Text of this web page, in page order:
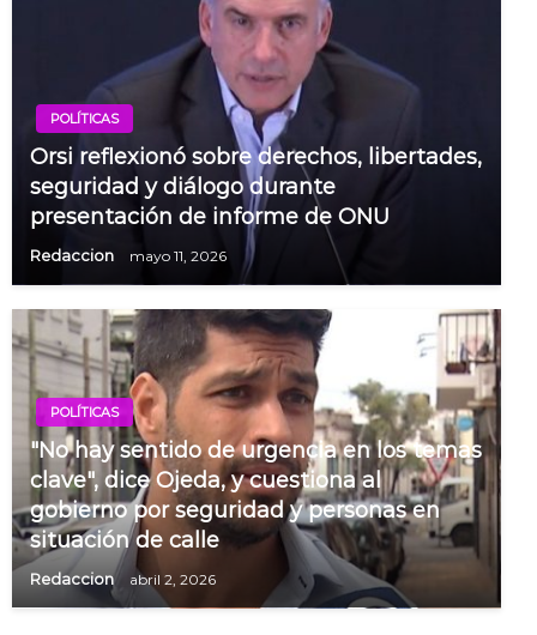
POLÍTICAS
Orsi reflexionó sobre derechos, libertades,
seguridad y diálogo durante
presentación de informe de ONU
Redaccion mayo 11, 2026
POLÍTICAS
"No hay sentido de urgencia en los temas
clave", dice Ojeda, y cuestiona al
gobierno por seguridad y personas en
situación de calle
Redaccion abril 2, 2026